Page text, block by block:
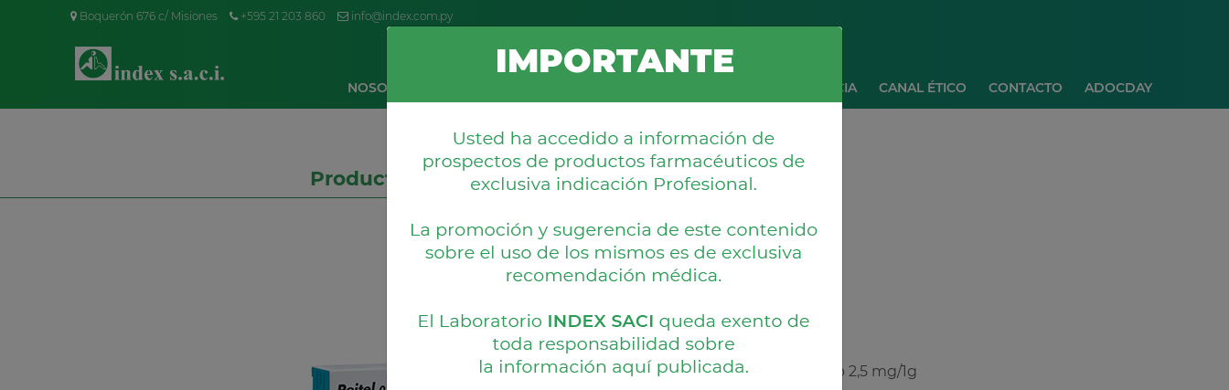
Boquerón 676 c/ Misiones +595 21 203 860 info@index.com.py
NOSOTROS FARMACOVIGILANCIA CANAL ÉTICO CONTACTO ADOCDAY
IMPORTANTE
Productos
PEITEL
Crema con 30 g
Principio activo:Pednicarbato 2,5 mg/1g